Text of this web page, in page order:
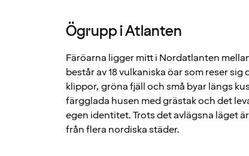
Ögrupp i Atlanten
Färöarna ligger mitt i Nordatlanten
består av 18 vulkaniska öar som reser
klippor, gröna fjäll och små byar längs
färgglada husen med grästak och det
egen identitet. Trots det avlägsna läget
från flera nordiska städer.